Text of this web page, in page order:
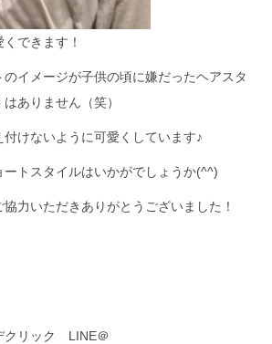
できます！
イメージが子供の頃に嫌だったヘアスタ
ありません（笑）
けないように可愛くしています♪
トスタイルはいかがでしょうか(^^)
力いただきありがとうございました！
クリック LINE＠